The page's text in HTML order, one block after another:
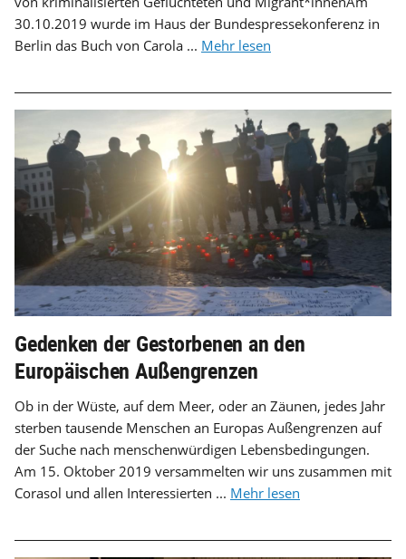
30.10.2019 wurde im Haus der Bundespressekonferenz in
Berlin das Buch von Carola ... Mehr lesen
Gedenken der Gestorbenen an den
Europäischen Außengrenzen
Ob in der Wüste, auf dem Meer, oder an Zäunen, jedes Jahr
sterben tausende Menschen an Europas Außengrenzen auf
der Suche nach menschenwürdigen Lebensbedingungen.
Am 15. Oktober 2019 versammelten wir uns zusammen mit
Corasol und allen Interessierten ... Mehr lesen